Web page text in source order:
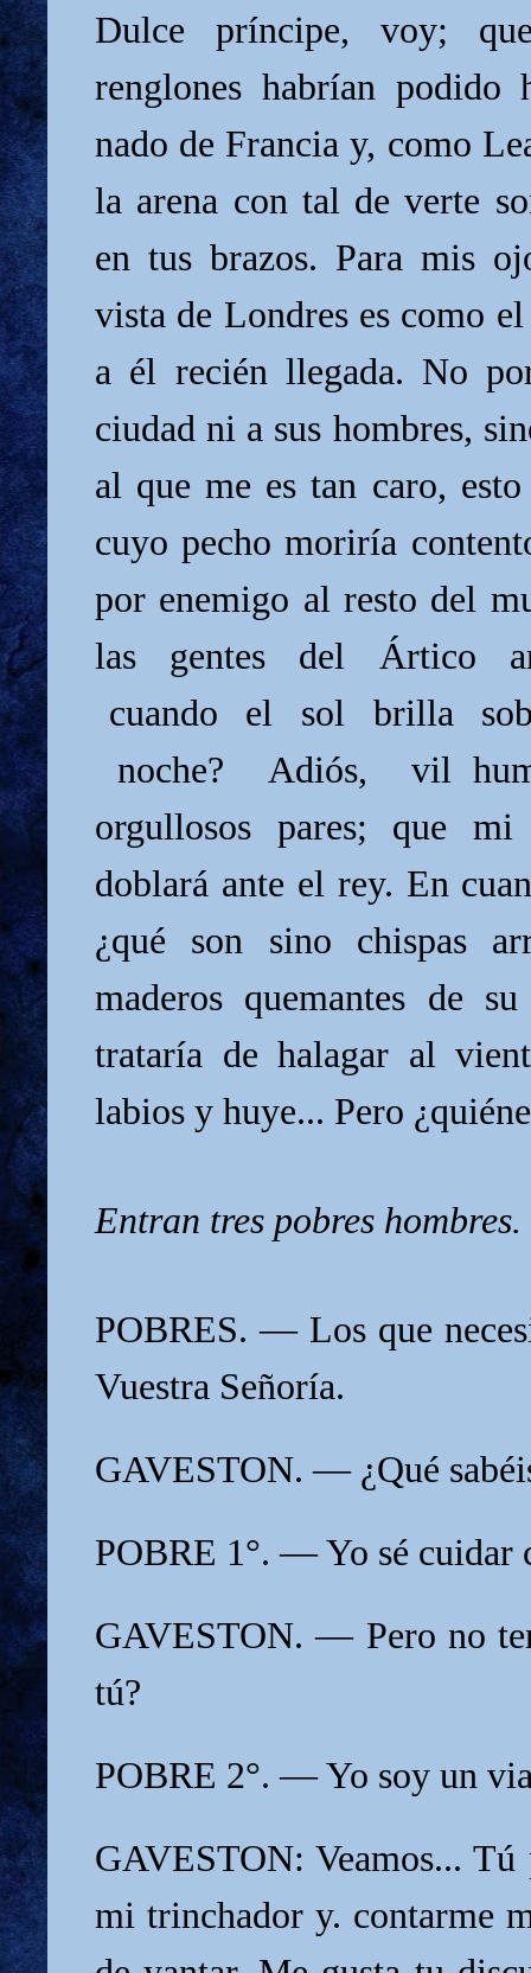
Dulce príncipe, voy;
renglones habrían podido
nado de Francia y, como
la arena con tal de verte
en tus brazos. Para mis
vista de Londres es como
a él recién llegada. No
ciudad ni a sus hombres,
al que me es tan caro,
cuyo pecho moriría
por enemigo al resto del
las gentes del Ártico
cuando el sol brilla
noche? Adiós, vil
orgullosos pares; que
doblará ante el rey. En
¿qué son sino chispas
maderos quemantes de
trataría de halagar al
labios y huye... Pero
Entran tres pobres hombres.
POBRES. — Los que
Vuestra Señoría.
GAVESTON. — ¿Qué
POBRE 1°. — Yo sé cuidar
GAVESTON. — Pero no
tú?
POBRE 2°. — Yo soy un
GAVESTON: Veamos... Tú
mi trinchador y. contarme